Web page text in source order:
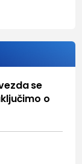
se
o